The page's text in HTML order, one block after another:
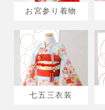
お宮参り着物
七五三衣装